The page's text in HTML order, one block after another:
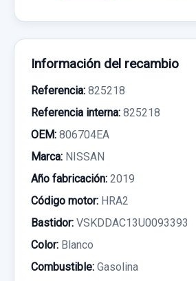
Información del recambio
Referencia: 825218
Referencia interna: 825218
OEM: 806704EA
Marca: NISSAN
Año fabricación: 2019
Código motor: HRA2
Bastidor: VSKDDAC13U0093393
Color: Blanco
Combustible: Gasolina